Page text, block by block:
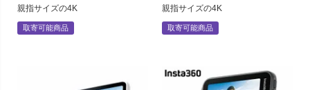
親指サイズの4K
取寄可能商品
親指サイズの4K
取寄可能商品